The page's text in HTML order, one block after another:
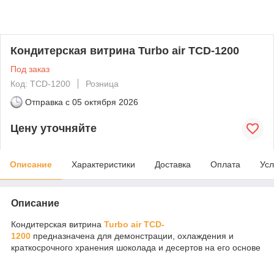
Кондитерская витрина Turbo air TCD-1200
Под заказ
Код: TCD-1200
Розница
Отправка с 05 октября 2026
Цену уточняйте
Описание Характеристики Доставка Оплата
Описание
Кондитерская витрина Turbo air TCD-
1200 предназначена для демонстрации, охлаждения и
краткосрочного хранения шоколада и десертов на его основе